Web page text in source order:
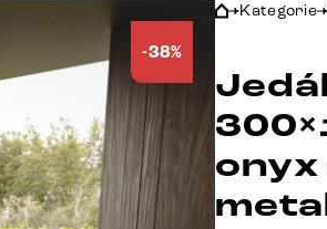
-38%
Kategorie
onyx